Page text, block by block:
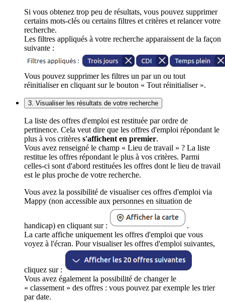
Si vous obtenez trop peu de résultats, vous pouvez supprimer
certains mots-clés ou certains filtres et critères et relancer votre
recherche.
Les filtres appliqués à votre recherche apparaissent de la façon
suivante :
Vous pouvez supprimer les filtres un par un ou tout
réinitialiser en cliquant sur le bouton « Tout réinitialiser ».
3. Visualiser les résultats de votre recherche
La liste des offres d'emploi est restituée par ordre de
pertinence. Cela veut dire que les offres d'emploi répondant le
plus à vos critères s'affichent en premier.
Vous avez renseigné le champ « Lieu de travail » ? La liste
restitue les offres répondant le plus à vos critères. Parmi
celles-ci sont d'abord restituées les offres dont le lieu de travail
est le plus proche de votre recherche.
Vous avez la possibilité de visualiser ces offres d'emploi via
Mappy (non accessible aux personnes en situation de
handicap) en cliquant sur :
.
La carte affiche uniquement les offres d'emploi que vous
voyez à l'écran. Pour visualiser les offres d'emploi suivantes,
cliquez sur :
Vous avez également la possibilité de changer le
« classement » des offres : vous pouvez par exemple les trier
par date.